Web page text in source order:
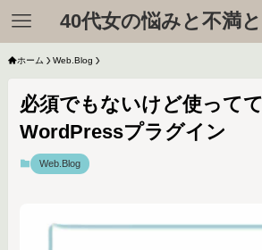
40代女の悩みと不満
ホーム Web.Blog
必須でもないけど使って
WordPressプラグイン
Web.Blog